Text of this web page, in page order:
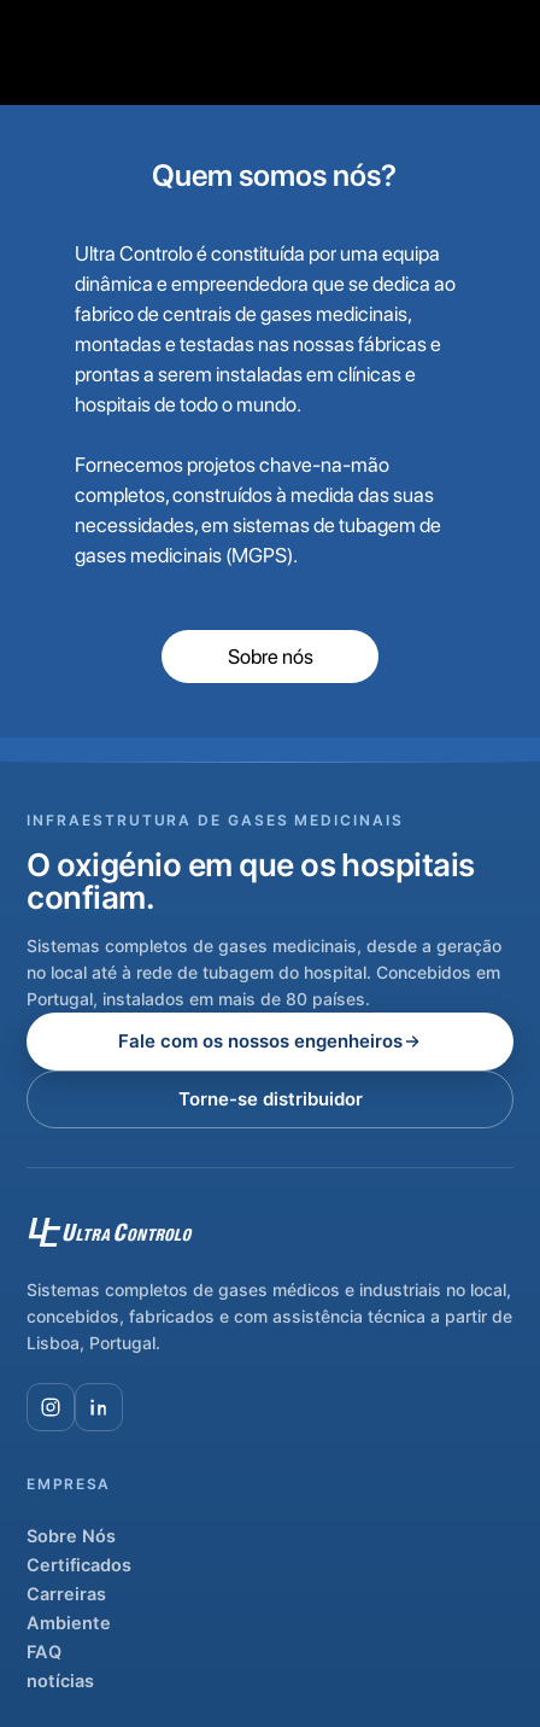
Quem somos nós?
Ultra Controlo é constituída por uma equipa
dinâmica e empreendedora que se dedica ao
fabrico de centrais de gases medicinais,
montadas e testadas nas nossas fábricas e
prontas a serem instaladas em clínicas e
hospitais de todo o mundo.
Fornecemos projetos chave-na-mão
completos, construídos à medida das suas
necessidades, em sistemas de tubagem de
gases medicinais (MGPS).
Sobre nós
INFRAESTRUTURA DE GASES MEDICINAIS
O oxigénio em que os hospitais
confiam.
Sistemas completos de gases medicinais, desde a geração
no local até à rede de tubagem do hospital. Concebidos em
Portugal, instalados em mais de 80 países.
Fale com os nossos engenheiros
Torne-se distribuidor
Sistemas completos de gases médicos e industriais no local,
concebidos, fabricados e com assistência técnica a partir de
Lisboa, Portugal.
EMPRESA
Sobre Nós
Certificados
Carreiras
Ambiente
FAQ
notícias